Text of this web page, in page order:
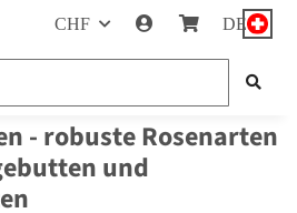
CHF DE
- robuste Rosenarten
und